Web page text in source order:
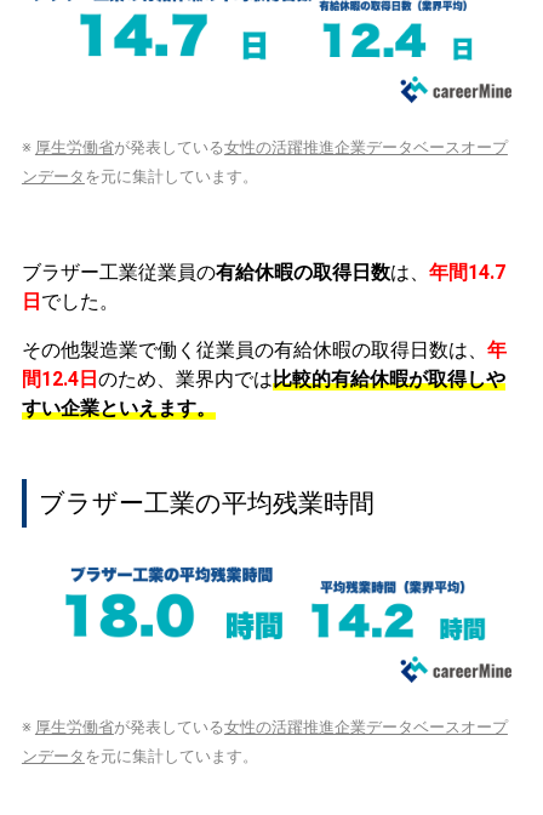
※ 厚生労働省が発表している女性の活躍推進企業データベースオープ
ンデータ を元に集計しています。
ブラザー工業従業員の有給休暇の取得日数は、 年間14.7
日でした。
その他製造業で働く従業員の有給休暇の取得日数は、 年
間12.4日のため、業界内では比較的有給休暇が取得しや
すい企業といえます。
ブラザー工業の平均残業時間
※ 厚生労働省が発表している女性の活躍推進企業データベースオープ
ンデータ を元に集計しています。